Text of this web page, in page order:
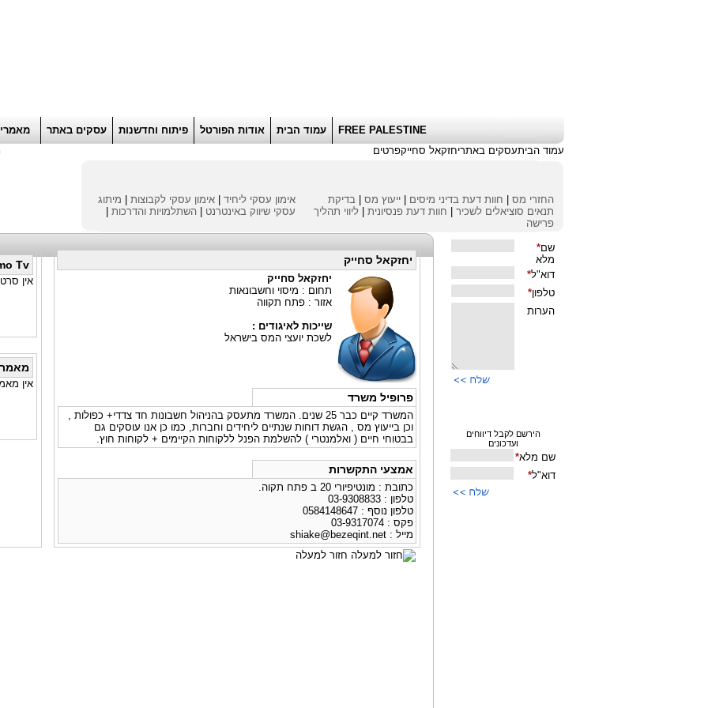
FREE PALESTINE עמוד הבית אודות הפורטל פיתוח וחדשנות עסקים באתר
עמוד הביתעסקים באתריחזקאל סחייקפרטים
החזרי מס חוות דעת בדיני מיסים ייעוץ מס
בדיקת
תנאים סוציאלים לשכיר
חוות דעת פנסיונית
ליווי תהליך
פרישה
אימון עסקי ליחיד אימון עסקי לקבוצות
מיתוג
עסקי שיווק באינטרנט השתלמויות והדרכות
יחזקאל סחייק
יחזקאל סחייק
תחום : מיסוי וחשבונאות
אזור : פתח תקווה
שייכות לאיגודים :
לשכת יועצי המס בישראל
פרופיל משרד
המשרד קיים כבר 25 שנים. המשרד מתעסק בהניהול חשבונות חד צדדי+ כפולות ,
וכן בייעוץ מס , הגשת דוחות שנתיים ליחידים וחברות, כמו כן אנו עוסקים גם
בבטוחי חיים ( ואלמנטרי ) להשלמת הפנל ללקוחות הקיימים + לקוחות חוץ.
אמצעי התקשרות
כתובת : מונטיפיורי 20 ב פתח תקוה.
טלפון : 03-9308833
טלפון נוסף : 0584148647
פקס : 03-9317074
מייל : shiake@bezeqint.net
Tv
אין
אין
חזור למעלה